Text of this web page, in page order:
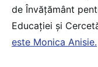
de Învățământ
Educației și
este Monica Anisie.